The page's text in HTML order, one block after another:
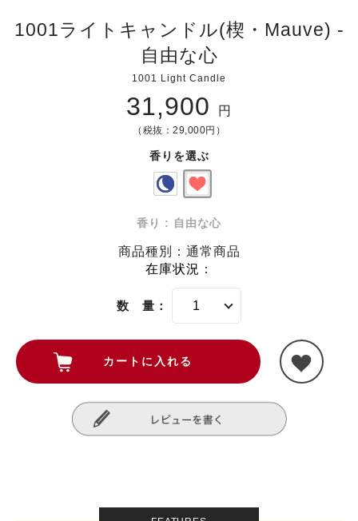
1001ライトキャンドル(楔・Mauve) -
自由な心
1001 Light Candle
31,900 円
（税抜：29,000円）
香りを選ぶ
香り : 自由な心
商品種別：通常商品
在庫状況 ：
数 量：